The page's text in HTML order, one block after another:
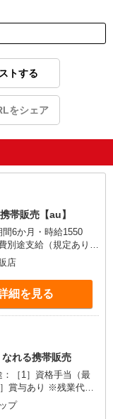
トする
をシェア
帯販売【au】
6か月・時給1550
途支給（規定あり）
・゜+゜ 入社祝い金
店
細を見る
なれる携帯販売
［1］資格手当（最
賞与あり ※残業代支
+゜・。
入社祝い金10万円支
プ